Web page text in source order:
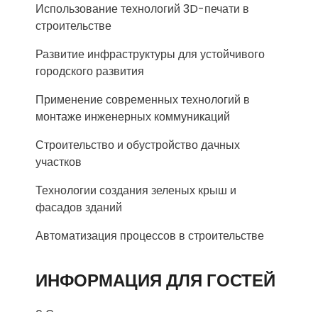
Использование технологий 3D-печати в
строительстве
Развитие инфраструктуры для устойчивого
городского развития
Применение современных технологий в
монтаже инженерных коммуникаций
Строительство и обустройство дачных
участков
Технологии создания зеленых крыш и
фасадов зданий
Автоматизация процессов в строительстве
ИНФОРМАЦИЯ ДЛЯ ГОСТЕЙ